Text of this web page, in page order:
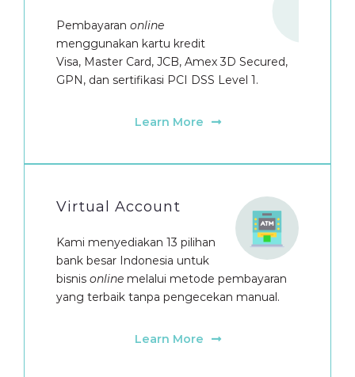
Pembayaran online
menggunakan kartu kredit
Visa, Master Card, JCB, Amex 3D Secured,
GPN, dan sertifikasi PCI DSS Level 1.
Learn More
Virtual Account
Kami menyediakan 13 pilihan
bank besar Indonesia untuk
bisnis online melalui metode pembayaran
yang terbaik tanpa pengecekan manual.
Learn More